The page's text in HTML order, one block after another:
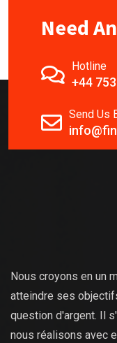
Need
Hotline
+44
Send Us
Nous croyons en un
atteindre ses
question d'argent. Il
nous réalisons avec